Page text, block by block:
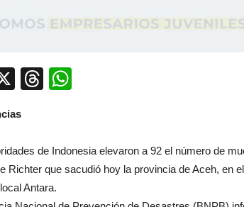
X Threads
de Indonesia elevaron a 92 el número de
Richter que sacudió hoy la provincia de Aceh, en
Antara.